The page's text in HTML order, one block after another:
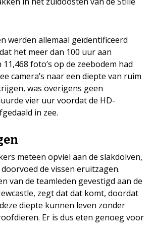
werden allemaal geïdentificeerd
het meer dan 100 uur aan
foto’s op de zeebodem had
camera’s naar een diepte van ruim
was overigens geen
vier uur voordat de HD-
in zee.
meteen opviel aan de slakdolven,
de vissen eruitzagen.
van de teamleden gevestigd aan de
zegt dat dat komt, doordat
diepte kunnen leven zonder
Er is dus eten genoeg voor